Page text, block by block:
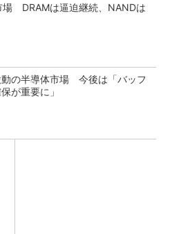
場 DRAMは逼迫継続、NANDは
動の半導体市場 今後は「バッフ
が重要に」